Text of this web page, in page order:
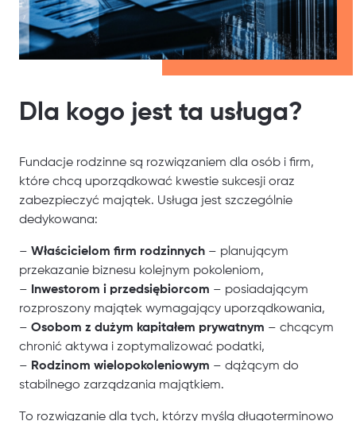
Dla kogo jest ta usługa?
Fundacje rodzinne są rozwiązaniem dla osób i firm,
które chcą uporządkować kwestie sukcesji oraz
zabezpieczyć majątek. Usługa jest szczególnie
dedykowana:
– Właścicielom firm rodzinnych – planującym
przekazanie biznesu kolejnym pokoleniom,
–
Inwestorom i przedsiębiorcom – posiadającym
rozproszony majątek wymagający uporządkowania,
– Osobom z dużym kapitałem prywatnym – chcącym
chronić aktywa i zoptymalizować podatki,
– Rodzinom wielopokoleniowym – dążącym do
stabilnego zarządzania majątkiem.
To rozwiązanie dla tych, którzy myślą długoterminowo